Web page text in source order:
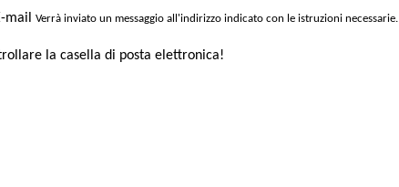
mail Verrà inviato un messaggio all'indirizzo indicato con le istruzioni necessarie.
la casella di posta elettronica!